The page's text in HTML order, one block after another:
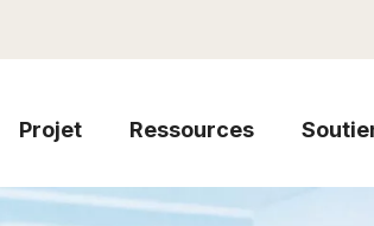
Projet Ressources